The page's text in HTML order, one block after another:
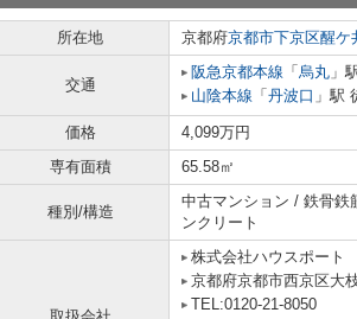
所在地 京都府京都市下京区醒ケ
交通
阪急京都本線 「 烏丸 」
山陰本線 「 丹波口 」駅
価格 4,099万円
専有面積
65.58㎡
種別/構造
中古マンション / 鉄骨鉄
ンクリート
株式会社ハウスポート
京都府京都市西京区大
TEL:0120-21-8050